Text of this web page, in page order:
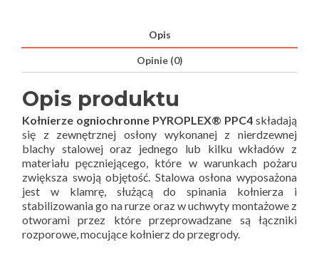
Opis
Opinie (0)
Opis produktu
Kołnierze ogniochronne PYROPLEX® PPC4 składają
się z zewnętrznej osłony wykonanej z nierdzewnej
blachy stalowej oraz jednego lub kilku wkładów z
materiału pęczniejącego, które w warunkach pożaru
zwiększa swoją objętość. Stalowa osłona wyposażona
jest w klamrę, służącą do spinania kołnierza i
stabilizowania go na rurze oraz w uchwyty montażowe z
otworami przez które przeprowadzane są łączniki
rozporowe, mocujące kołnierz do przegrody.